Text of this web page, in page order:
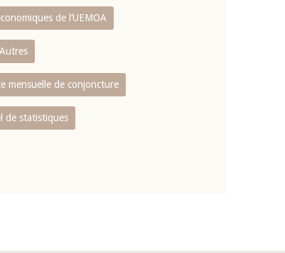
de l‘UEMOA
Autres
mensuelle de conjoncture
de statistiques